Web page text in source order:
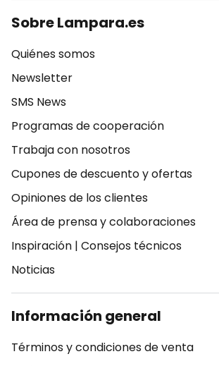
Sobre Lampara.es
Quiénes somos
Newsletter
SMS News
Programas de cooperación
Trabaja con nosotros
Cupones de descuento y ofertas
Opiniones de los clientes
Área de prensa y colaboraciones
Inspiración | Consejos técnicos
Noticias
Información general
Términos y condiciones de venta